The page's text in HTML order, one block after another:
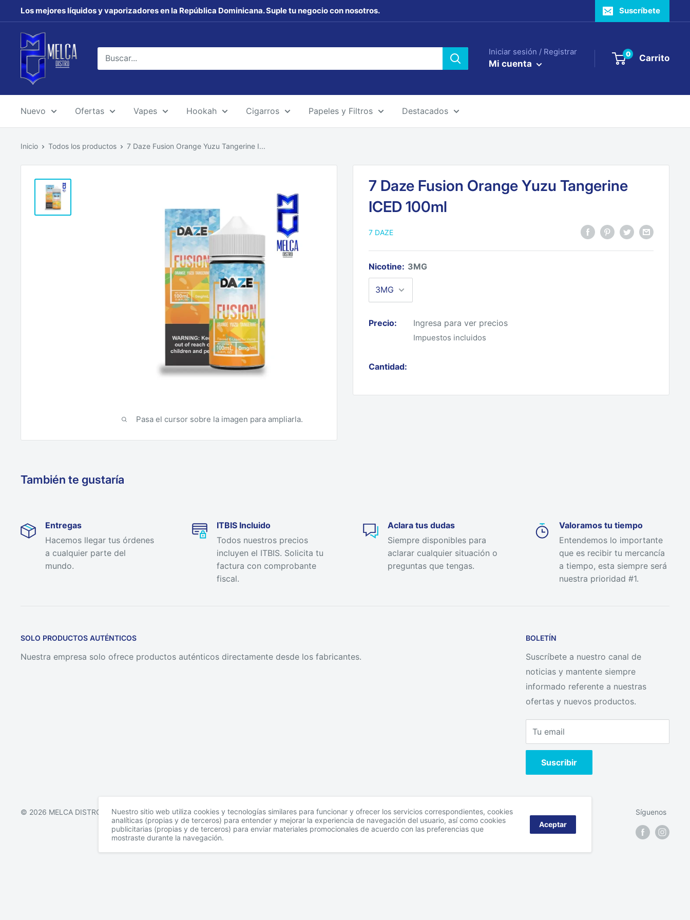
directamente
contenido
Los mejores líquidos y vaporizadores en la República Dominicana. Suple tu negocio con nosotros. Suscríbete
MELCA
DISTRO
Iniciar sesión / Registrar
Mi cuenta
0 Carrito
Nuevo Ofertas Vapes Hookah Cigarros Papeles y Filtros Destacados
Inicio Todos los productos 7 Daze Fusion Orange Yuzu Tangerine I...
Pasa el cursor sobre la imagen para ampliarla.
7 Daze Fusion Orange Yuzu Tangerine
ICED 100ml
7 DAZE
Nicotine: 3MG
Precio: Ingresa para ver precios
Impuestos incluidos
Cantidad:
También te gustaría
Entregas
Hacemos llegar tus órdenes
a cualquier parte del
mundo.
ITBIS Incluido
Todos nuestros precios
incluyen el ITBIS. Solicita tu
factura con comprobante
fiscal.
Aclara tus dudas
Siempre disponibles para
aclarar cualquier situación o
preguntas que tengas.
Valoramos tu tiempo
Entendemos lo importante
que es recibir tu mercancía
a tiempo, esta siempre será
nuestra prioridad #1.
SOLO PRODUCTOS AUTÉNTICOS
Nuestra empresa solo ofrece productos auténticos directamente desde los fabricantes.
BOLETÍN
Suscríbete a nuestro canal de
noticias y mantente siempre
informado referente a nuestras
ofertas y nuevos productos.
Tu email
Suscribir
© 2026 MELCA DISTRO Síguenos
Nuestro sitio web utiliza cookies y tecnologías similares para funcionar y ofrecer los servicios correspondientes, cookies
analíticas (propias y de terceros) para entender y mejorar la experiencia de navegación del usuario, así como cookies
publicitarias (propias y de terceros) para enviar materiales promocionales de acuerdo con las preferencias que
mostraste durante la navegación.
Aceptar